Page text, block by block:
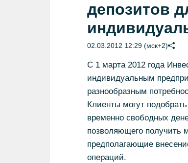
депозитов
02.03.2012 12:29 (мск+2)
С 1 марта 2012 года
индивидуальным
разнообразным
Клиенты могут
временно свободных
позволяющего получить
предполагающие
операций.